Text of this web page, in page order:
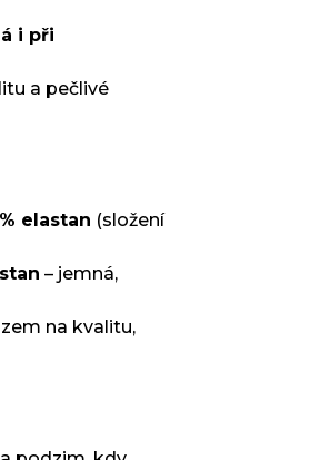
i při
a pečlivé
elastan (složení
– jemná,
na kvalitu,